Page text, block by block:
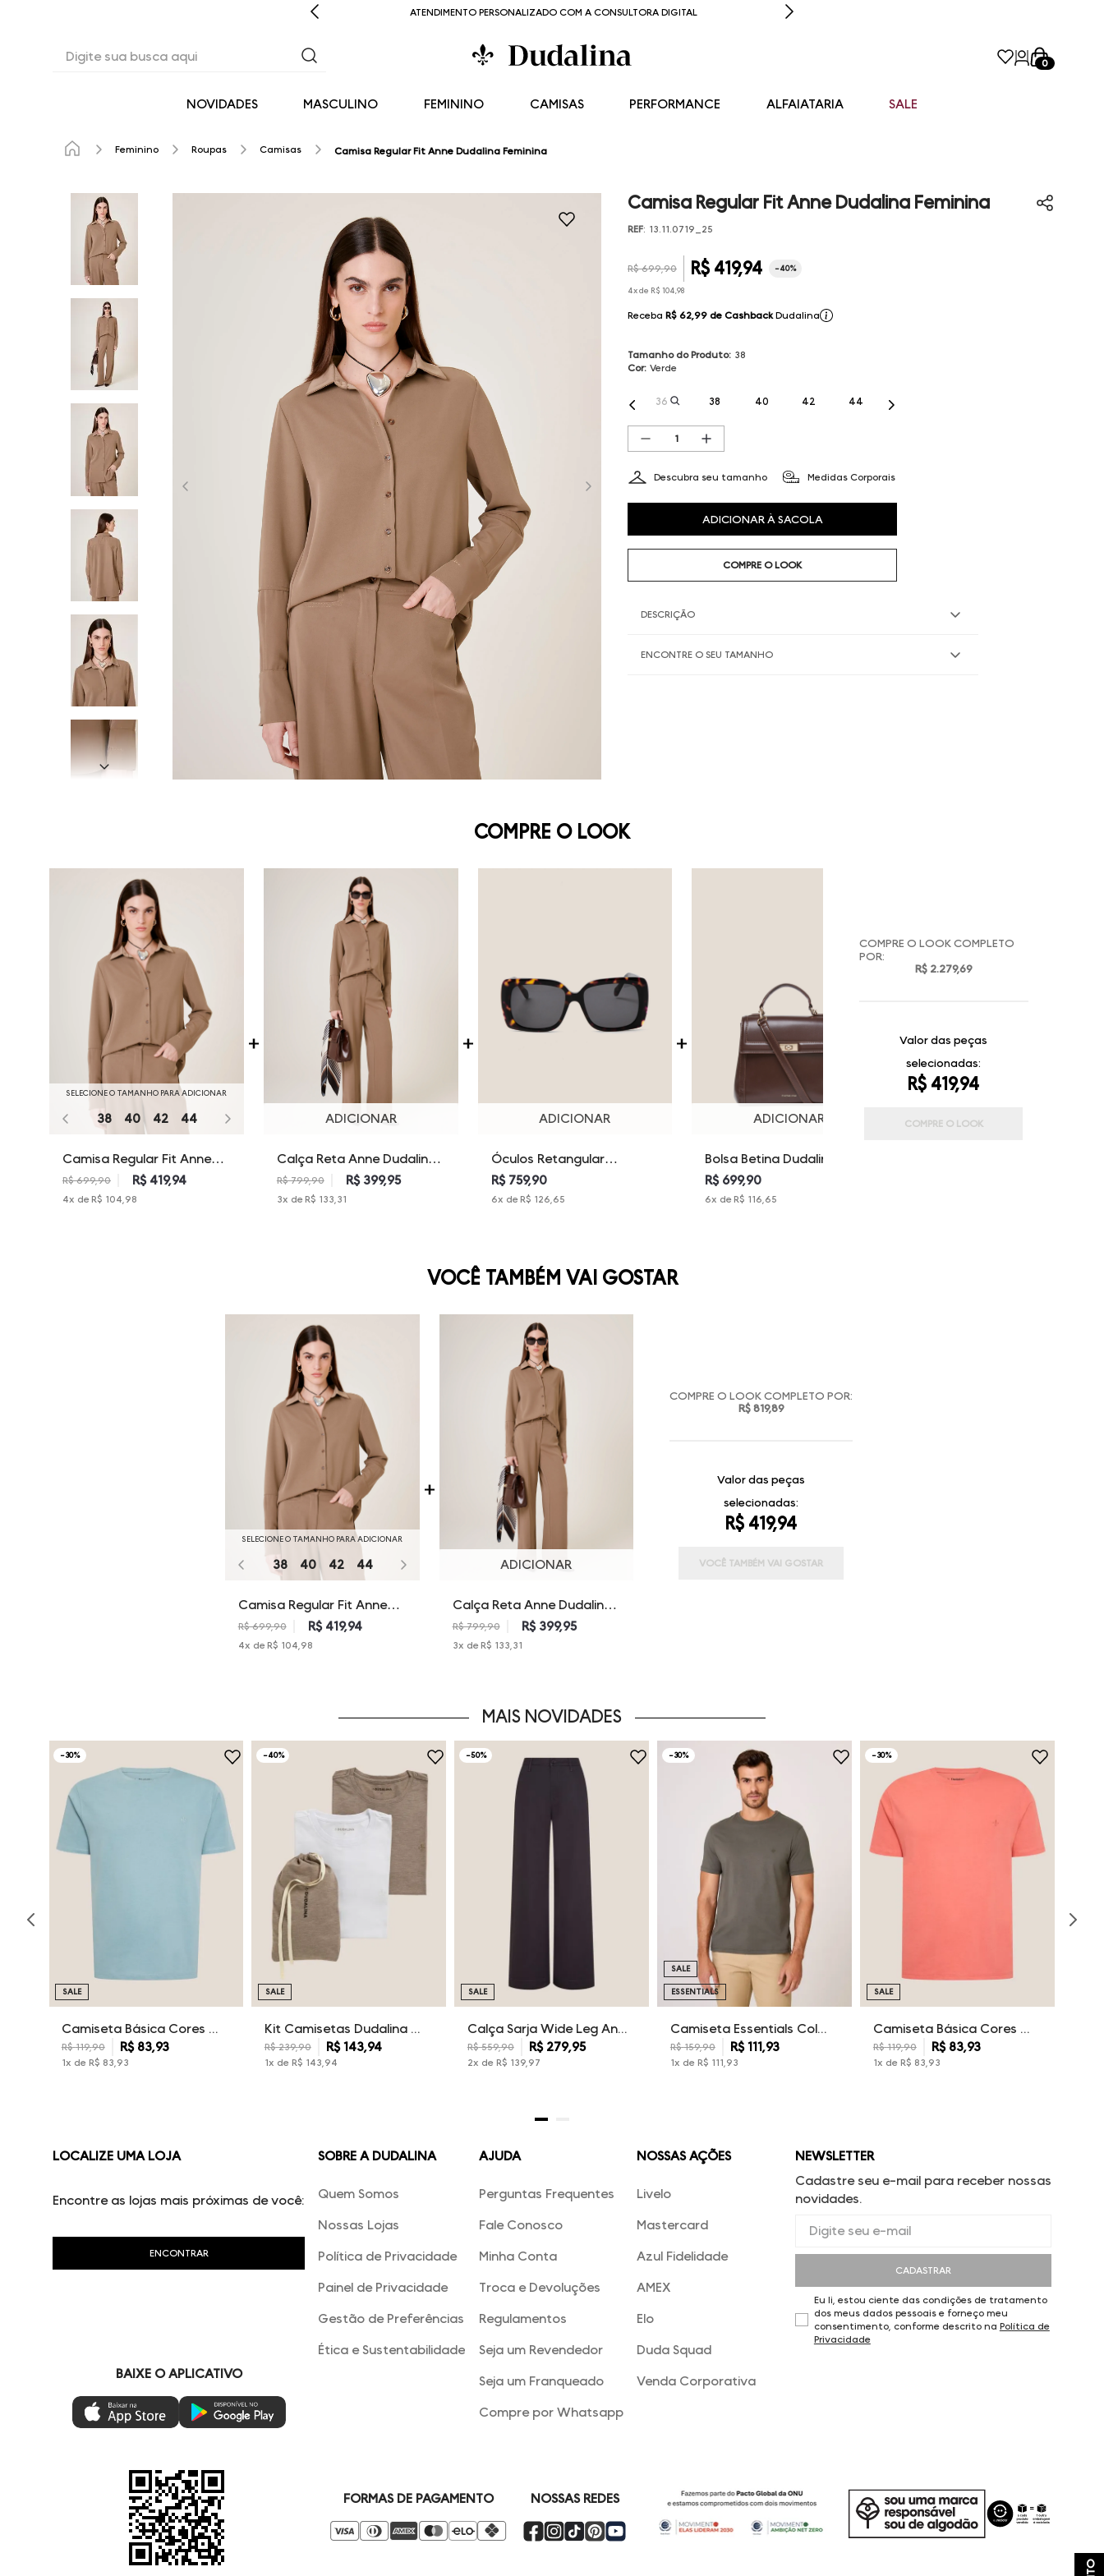
ATENDIMENTO PERSONALIZADO COM A CONSULTORA DIGITAL
0
NOVIDADES MASCULINO FEMININO CAMISAS PERFORMANCE ALFAIATARIA SALE
Feminino Roupas Camisas Camisa Regular Fit Anne Dudalina Feminina
Camisa Regular Fit Anne Dudalina Feminina
REF: 13.11.0719_25
R$ 699,90 R$ 419,94 -40%
4x de R$ 104,98
Receba R$ 62,99 de Cashback Dudalina
Tamanho do Produto: 38
Cor: Verde
36 38 40 42 44
Descubra seu tamanho Medidas Corporais
ADICIONAR À SACOLA
COMPRE O LOOK
DESCRIÇÃO
ENCONTRE O SEU TAMANHO
COMPRE O LOOK
SELECIONE O TAMANHO PARA ADICIONAR
38 40 42 44
Camisa Regular Fit Anne
Dudalina Feminina
R$ 699,90 R$ 419,94
4x de R$ 104,98
ADICIONAR
Calça Reta Anne Dudalina
Feminina
R$ 799,90 R$ 399,95
3x de R$ 133,31
ADICIONAR
Óculos Retangular
Tartaruga Dudalina
Feminino
R$ 759,90
6x de R$ 126,65
ADICIONAR
Bolsa Betina Dudalina
Feminina
R$ 699,90
6x de R$ 116,65
COMPRE O LOOK COMPLETO
POR:
R$ 2.279,69
Valor das peças
selecionadas:
R$ 419,94
COMPRE O LOOK
VOCÊ TAMBÉM VAI GOSTAR
SELECIONE O TAMANHO PARA ADICIONAR
38 40 42 44
Camisa Regular Fit Anne
Dudalina Feminina
R$ 699,90 R$ 419,94
4x de R$ 104,98
ADICIONAR
Calça Reta Anne Dudalina
Feminina
R$ 799,90 R$ 399,95
3x de R$ 133,31
COMPRE O LOOK COMPLETO POR:
R$ 819,89
Valor das peças
selecionadas:
R$ 419,94
VOCÊ TAMBÉM VAI GOSTAR
MAIS NOVIDADES
-30%
Camiseta Básica Cores Dudalina Masculina
R$ 119,90 R$ 83,93
1x de R$ 83 93
SALE
-40%
Kit Camisetas Dudalina Masculina
R$ 239,90 R$ 143,94
1x de R$ 143 94
SALE
-50%
Calça Sarja Wide Leg Ana Dudalina Feminina
R$ 559,90 R$ 279,95
2x de R$ 139, 97
SALE
-30%
Camiseta Essentials Color Dudalina Masculina
R$ 159,90 R$111,93
1x de R$ 111 93
SALE
ESSENTIALS
-30%
Camiseta Básica Cores Dudalina Masculina
R$ 119,90 R$ 83,93
1x de R$ 83 93
SALE
LOCALIZE UMA LOJA
Encontre as lojas mais próximas de você:
BAIXE O APLICATIVO
SOBRE A DUDALINA
Quem Somos
Nossas Lojas
Política de Privacidade
Painel de Privacidade
Gestão de Preferências
Ética e Sustentabilidade
AJUDA
Perguntas Frequentes
Fale Conosco
Minha Conta
Troca e Devoluções
Regulamentos
Seja um Revendedor
Seja um Franqueado
Compre por Whatsapp
NOSSAS AÇÕES
Livelo
Mastercard
Azul Fidelidade
AMEX
Elo
Duda Squad
Venda Corporativa
NEWSLETTER
Cadastre seu e-mail para receber nossas
novidades.
CADASTRAR
Eu li, estou ciente das condições de tratamento
dos meus dados pessoais e forneço meu
consentimento, conforme descrito na Política de
Privacidade
FORMAS DE PAGAMENTO NOSSAS REDES